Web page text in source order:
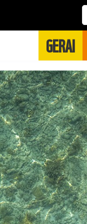
GERAI